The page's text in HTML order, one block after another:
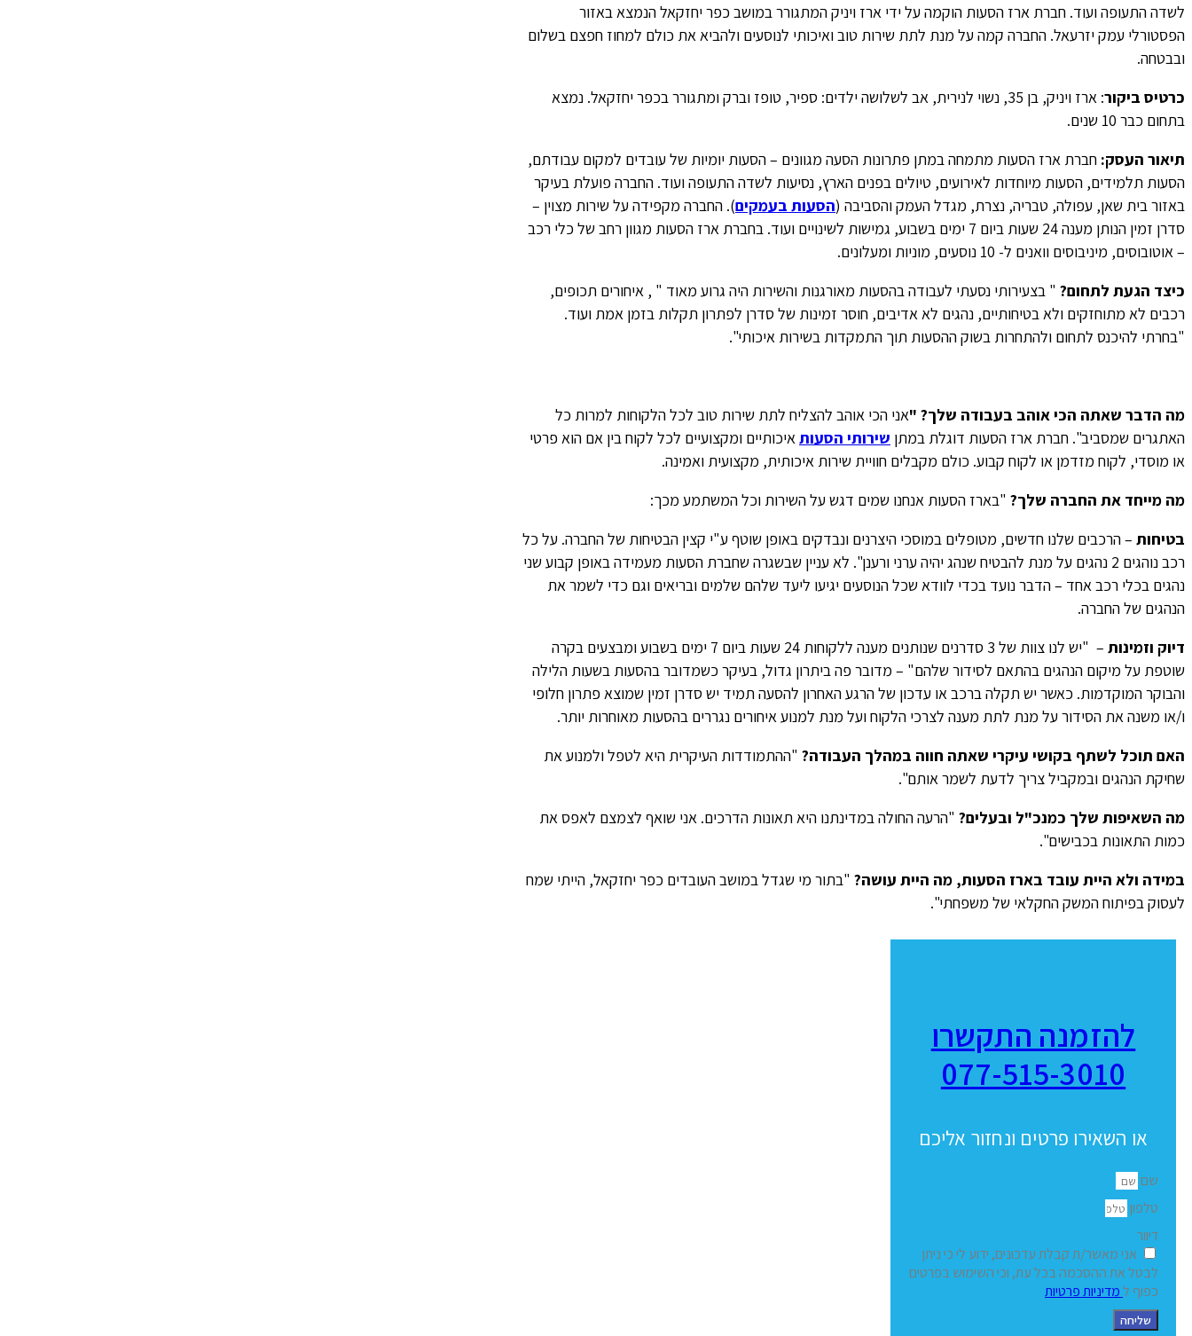
לשדה התעופה ועוד. חברת ארז הסעות הוקמה על ידי ארז ויניק המתגורר במושב כפר יחזקאל הנמצא באזור
הפסטורלי עמק יזרעאל. החברה קמה על מנת לתת שירות טוב ואיכותי לנוסעים ולהביא את כולם למחוז חפצם בשלום
ובבטחה.
כרטיס ביקור
: ארז ויניק, בן 35, נשוי לנירית, אב לשלושה ילדים: ספיר, טופז וברק ומתגורר בכפר יחזקאל. נמצא
בתחום כבר 10 שנים.
תיאור העסק: חברת ארז הסעות מתמחה במתן פתרונות הסעה מגוונים – הסעות יומיות של עובדים למקום עבודתם,
הסעות תלמידים, הסעות מיוחדות לאירועים, טיולים בפנים הארץ, נסיעות לשדה התעופה ועוד. החברה פועלת בעיקר
באזור בית שאן, עפולה, טבריה, נצרת, מגדל העמק והסביבה (הסעות בעמקים). החברה מקפידה על שירות מצוין –
סדרן זמין הנותן מענה 24 שעות ביום 7 ימים בשבוע, גמישות לשינויים ועוד. בחברת ארז הסעות מגוון רחב של כלי רכב
– אוטובוסים, מיניבוסים וואנים ל- 10 נוסעים, מוניות ומעלונים.
כיצד הגעת לתחום? " בצעירותי נסעתי לעבודה בהסעות מאורגנות והשירות היה גרוע מאוד " , איחורים תכופים,
רכבים לא מתוחזקים ולא בטיחותיים, נהגים לא אדיבים, חוסר זמינות של סדרן לפתרון תקלות בזמן אמת ועוד.
"בחרתי להיכנס לתחום ולהתחרות בשוק ההסעות תוך התמקדות בשירות איכותי".
מה הדבר שאתה הכי אוהב בעבודה שלך? "אני הכי אוהב להצליח לתת שירות טוב לכל הלקוחות למרות כל
האתגרים שמסביב". חברת ארז הסעות דוגלת במתן שירותי הסעותאיכותיים ומקצועיים לכל לקוח בין אם הוא פרטי
או מוסדי, לקוח מזדמן או לקוח קבוע. כולם מקבלים חוויית שירות איכותית, מקצועית ואמינה.
מה מייחד את החברה שלך? "בארז הסעות אנחנו שמים דגש על השירות וכל המשתמע מכך:
בטיחות – הרכבים שלנו חדשים, מטופלים במוסכי היצרנים ונבדקים באופן שוטף ע"י קצין הבטיחות של החברה. על כל
רכב נוהגים 2 נהגים על מנת להבטיח שנהג יהיה ערני ורענן". לא עניין שבשגרה שחברת הסעות מעמידה באופן קבוע שני
נהגים בכלי רכב אחד – הדבר נועד בכדי לוודא שכל הנוסעים יגיעו ליעד שלהם שלמים ובריאים וגם כדי לשמר את
הנהגים של החברה.
דיוק וזמינות
– "יש לנו צוות של 3 סדרנים שנותנים מענה ללקוחות 24 שעות ביום 7 ימים בשבוע ומבצעים בקרה
שוטפת על מיקום הנהגים בהתאם לסידור שלהם" – מדובר פה ביתרון גדול, בעיקר כשמדובר בהסעות בשעות הלילה
והבוקר המוקדמות. כאשר יש תקלה ברכב או עדכון של הרגע האחרון להסעה תמיד יש סדרן זמין שמוצא פתרון חלופי
ו/או משנה את הסידור על מנת לתת מענה לצרכי הלקוח ועל מנת למנוע איחורים נגררים בהסעות מאוחרות יותר.
האם תוכל לשתף בקושי עיקרי שאתה חווה במהלך העבודה? "ההתמודדות העיקרית היא לטפל ולמנוע את
שחיקת הנהגים ובמקביל צריך לדעת לשמר אותם".
מה השאיפות שלך כמנכ"ל ובעלים? "הרעה החולה במדינתנו היא תאונות הדרכים. אני שואף לצמצם לאפס את
כמות התאונות בכבישים".
במידה ולא היית עובד בארז הסעות, מה היית עושה? "בתור מי שגדל במושב העובדים כפר יחזקאל, הייתי שמח
לעסוק בפיתוח המשק החקלאי של משפחתי".
להזמנה התקשרו
077-515-3010
או השאירו פרטים ונחזור אליכם
שם
טלפון
דיוור
אני מאשר/ת קבלת עדכונים, ידוע לי כי ניתן
לבטל את ההסכמה בכל עת, וכי השימוש בפרטים
כפוף למדיניות פרטיות
שליחה